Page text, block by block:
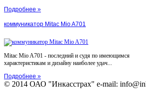
Подробнее »
коммуникатор Mitac Mio A701
Mitac Mio A701 - последний и судя по имеющимся
характеристикам и дизайну наиболее удач...
Подробнее »
© 2014 ОАО "Инкасстрах" e-mail: